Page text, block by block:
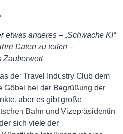
anderes – „Schwache KI“
Daten zu teilen –
Zauberwort
der Travel Industry Club dem
Göbel bei der Begrüßung der
aber es gibt große
Bahn und Vizepräsidentin
sich viele der